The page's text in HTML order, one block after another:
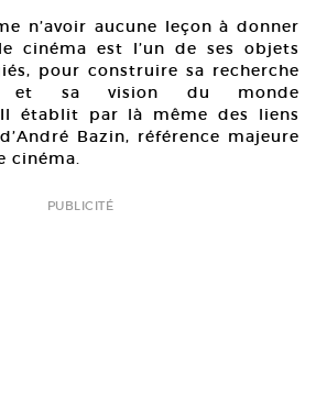
n’avoir aucune leçon à donner
cinéma est l’un de ses objets
pour construire sa recherche
et sa vision du monde
établit par là même des liens
Bazin, référence majeure
cinéma.
PUBLICITÉ